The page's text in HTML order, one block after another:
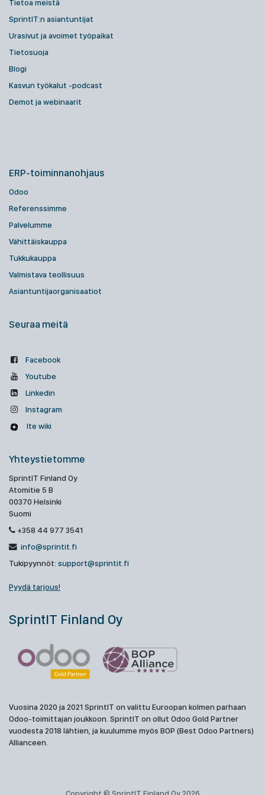
Tietoa meistä
SprintIT:n asiantuntijat
Urasivut ja avoimet työpaikat
Tietosuoja
Blogi
Kasvun työkalut -podcast
Demot ja webinaarit
ERP-toiminnanohjaus
Odoo
Referenssimme
Palvelumme
Vähittäiskauppa
Tukkukauppa
Valmistava teollisuus
Asiantuntijaorganisaatiot
Seuraa meitä
Facebook
Youtube
Linkedin
Instagram
Ite wiki
Yhteystietomme
SprintIT Finland Oy
Atomitie 5 B
00370 Helsinki
Suomi
+358 44 977 3541
info@sprintit.fi
Tukipyynnöt: support@sprintit.fi
Pyydä tarjous!
SprintIT Finland Oy
Vuosina 2020 ja 2021 SprintIT on valittu Euroopan kolmen parhaan
Odoo-toimittajan joukkoon. SprintIT on ollut Odoo Gold Partner
vuodesta 2018 lähtien, ja kuulumme myös BOP (Best Odoo Partners)
Allianceen.
Copyright © SprintIT Finland Oy 2026